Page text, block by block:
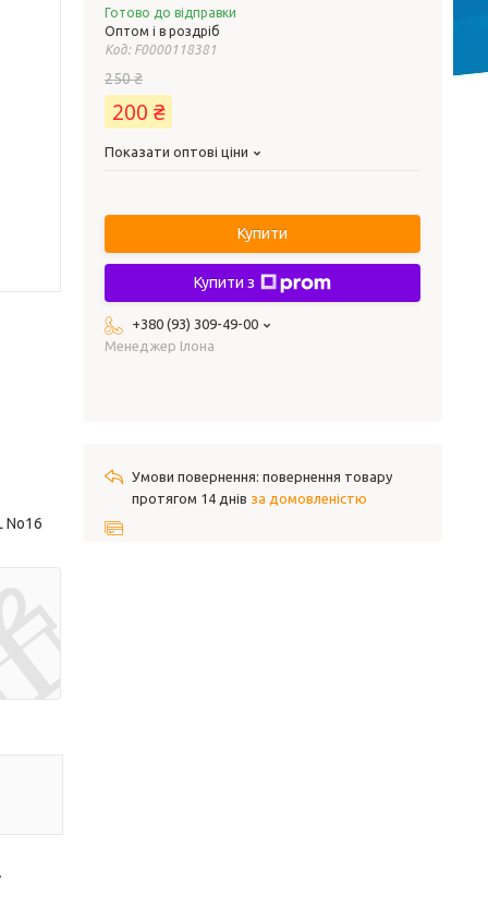
No16
Готово до відправки
Оптом і в роздріб
Код: F0000118381
250 ₴
200 ₴
Показати оптові ціни
Купити
Купити з
+380 (93) 309-49-00
Менеджер Ілона
повернення товару
протягом 14 днів за домовленістю